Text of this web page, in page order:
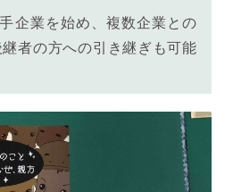
企業を始め、複数企業との
者の方への引き継ぎも可能